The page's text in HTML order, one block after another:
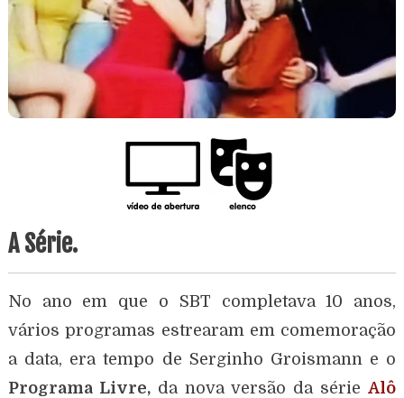
A Série.
No ano em que o SBT completava 10 anos,
vários programas estrearam em comemoração
a data, era tempo de Serginho Groismann e o
Programa Livre,da nova versão da sérieAlô